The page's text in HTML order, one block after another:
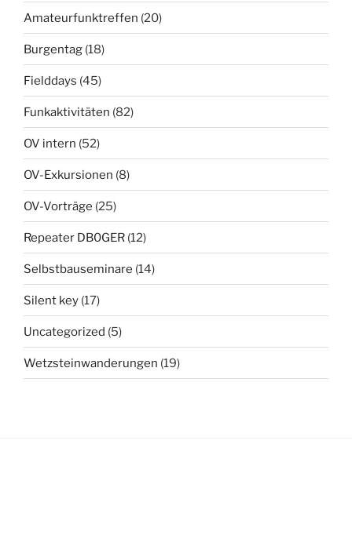
Amateurfunktreffen (20)
Burgentag (18)
Fielddays (45)
Funkaktivitäten (82)
OV intern (52)
OV-Exkursionen (8)
OV-Vorträge (25)
Repeater DB0GER (12)
Selbstbauseminare (14)
Silent key (17)
Uncategorized (5)
Wetzsteinwanderungen (19)